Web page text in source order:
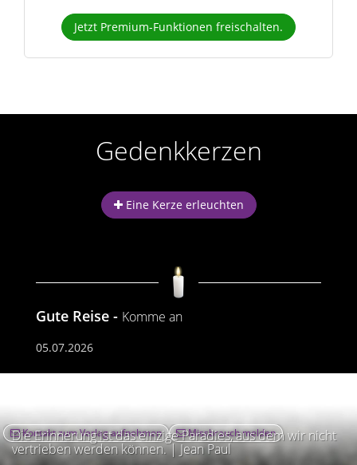
Jetzt Premium-Funktionen freischalten.
Gedenkkerzen
Eine Kerze erleuchten
Gute Reise Komme an
05.07.2026
Die Erinnerung ist das einzige Paradies, aus dem wir nicht
vertrieben werden können. | Jean Paul
Kontakt zum Verlag aufnehmen Missbrauch melden